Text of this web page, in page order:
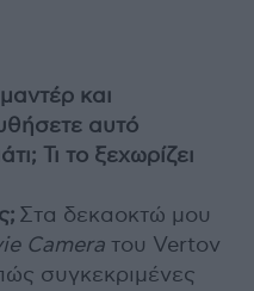
και
αυτό
Τι το ξεχωρίζει
Στα δεκαοκτώ μου
Camera του Vertov
συγκεκριμένες